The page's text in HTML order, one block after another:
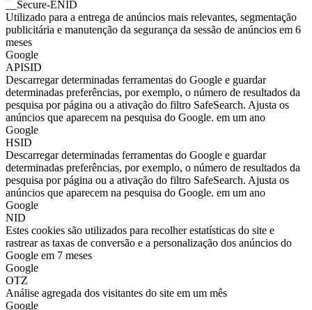
__Secure-ENID
Utilizado para a entrega de anúncios mais relevantes, segmentação
publicitária e manutenção da segurança da sessão de anúncios em 6
meses
Google
APISID
Descarregar determinadas ferramentas do Google e guardar
determinadas preferências, por exemplo, o número de resultados da
pesquisa por página ou a ativação do filtro SafeSearch. Ajusta os
anúncios que aparecem na pesquisa do Google. em um ano
Google
HSID
Descarregar determinadas ferramentas do Google e guardar
determinadas preferências, por exemplo, o número de resultados da
pesquisa por página ou a ativação do filtro SafeSearch. Ajusta os
anúncios que aparecem na pesquisa do Google. em um ano
Google
NID
Estes cookies são utilizados para recolher estatísticas do site e
rastrear as taxas de conversão e a personalização dos anúncios do
Google em 7 meses
Google
OTZ
Análise agregada dos visitantes do site em um mês
Google